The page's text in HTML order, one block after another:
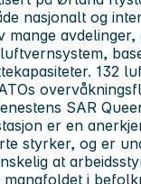
nasjonalt og
mange
132
SAR
er en
styrker, og er
at
i